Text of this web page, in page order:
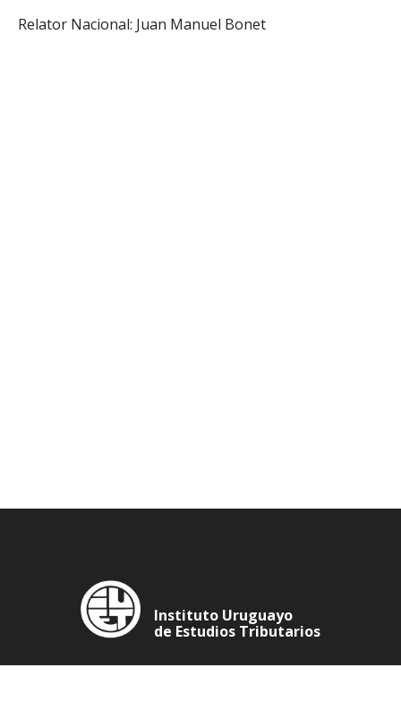
Relator Nacional: Juan Manuel Bonet
Instituto Uruguayo
de Estudios Tributarios